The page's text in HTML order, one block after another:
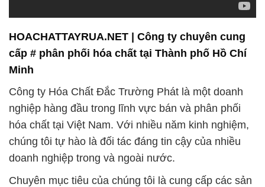
HOACHATTAYRUA.NET | Công ty chuyên cung
cấp # phân phối hóa chất tại Thành phố Hồ Chí
Minh
Công ty Hóa Chất Đắc Trường Phát là một doanh
nghiệp hàng đầu trong lĩnh vực bán và phân phối
hóa chất tại Việt Nam. Với nhiều năm kinh nghiệm,
chúng tôi tự hào là đối tác đáng tin cậy của nhiều
doanh nghiệp trong và ngoài nước.
Chuyên mục tiêu của chúng tôi là cung cấp các sản